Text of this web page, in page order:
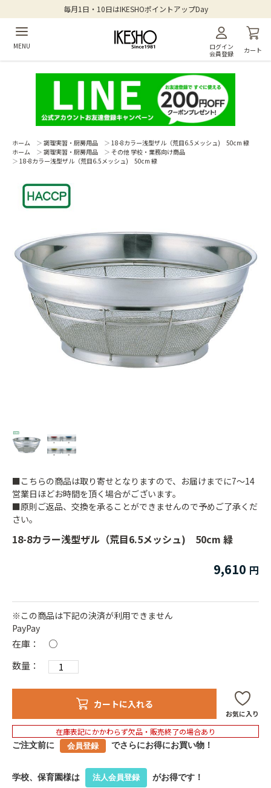
毎月1日・10日はIKESHOポイントアップDay
MENU
ログイン
会員登録
カート
ホーム ＞ 調理実習・厨房用品 ＞ 18-8カラー浅型ザル（荒目6.5メッシュ) 50cm 緑
ホーム
＞ 調理実習・厨房用品 ＞ その他 学校・業務向け商品
＞ 18-8カラー浅型ザル（荒目6.5メッシュ) 50cm 緑
18-8カラー浅型ザル（荒目6.5メッシュ) 50cm 緑
9,610
※この商品は下記の決済が利用できません
PayPay
在庫：
○
数量：
カートに入れる
お気に入り
在庫表記にかかわらず欠品・販売終了の場合あり
ご注文前に 会員登録 でさらにお得にお買い物！
学校、保育園様は 法人会員登録 がお得です！
■こちらの商品は取り寄せとなりますので、お届けまでに7～14
営業日ほどお時間を頂く場合がございます。
■原則ご返品、交換を承ることができませんので予めご了承くだ
さい。